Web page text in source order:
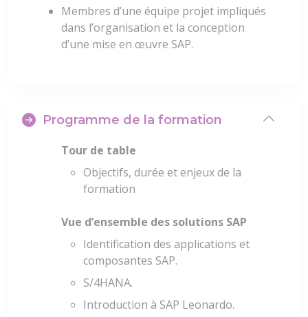
Membres d’une équipe projet impliqués
dans l’organisation et la conception
d’une mise en œuvre SAP.
Programme de la formation
Tour de table
Objectifs, durée et enjeux de la
formation
Vue d’ensemble des solutions SAP
Identification des applications et
composantes SAP.
S/4HANA.
Introduction à SAP Leonardo.